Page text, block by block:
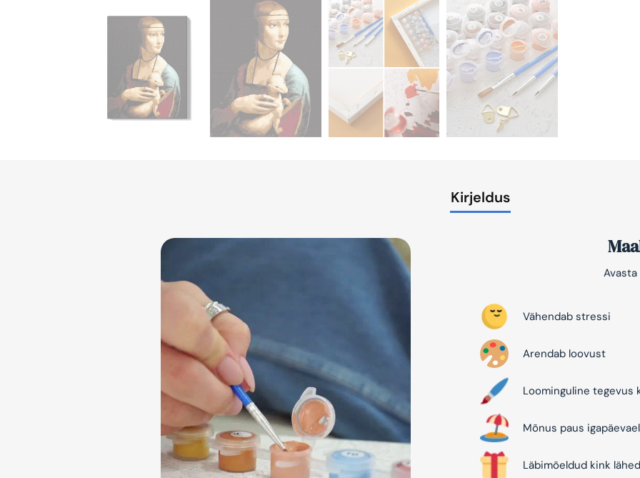
Kirjeldus
Vähendab stressi
Arendab loovust
Loominguline tegevus
Mõnus paus
Läbimõeldud kink